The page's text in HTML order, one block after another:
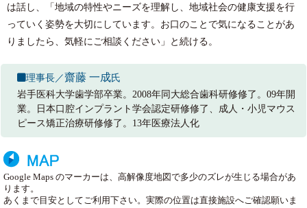
は話し、「地域の特性やニーズを理解し、地域社会の健康支援を行
っていく姿勢を大切にしています。お口のことで気になることがあ
りましたら、気軽にご相談ください」と続ける。
理事長／齋藤 一成氏
岩手医科大学歯学部卒業。2008年同大総合歯科研修修了。09年開
業。日本口腔インプラント学会認定研修修了、成人・小児マウス
ピース矯正治療研修修了。13年医療法人化
Google Maps のマーカーは、高解像度地図で多少のズレが生じる場合があ
ります。
あくまで目安としてご利用下さい。実際の位置は直接施設へご確認願いま